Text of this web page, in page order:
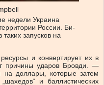
недели Украина
России. Би-
запусков на
и конвертирует их в
причины ударов Бровди. —
доллары, которые затем
и баллистических